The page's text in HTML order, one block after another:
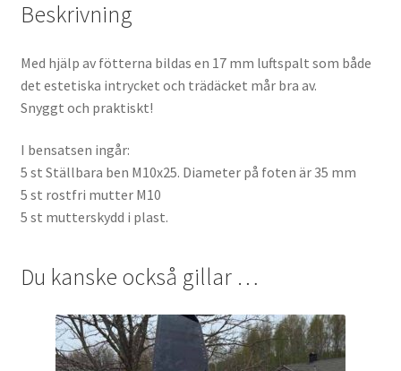
Beskrivning
Med hjälp av fötterna bildas en 17 mm luftspalt som både
det estetiska intrycket och trädäcket mår bra av.
Snyggt och praktiskt!
I bensatsen ingår:
5 st Ställbara ben M10x25. Diameter på foten är 35 mm
5 st rostfri mutter M10
5 st mutterskydd i plast.
Du kanske också gillar …